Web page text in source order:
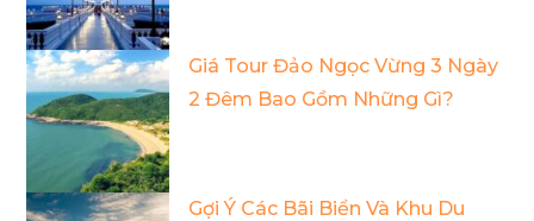
Giá Tour Đảo Ngọc Vừng 3 Ngày
2 Đêm Bao Gồm Những Gì?
Gợi Ý Các Bãi Biển Và Khu Du